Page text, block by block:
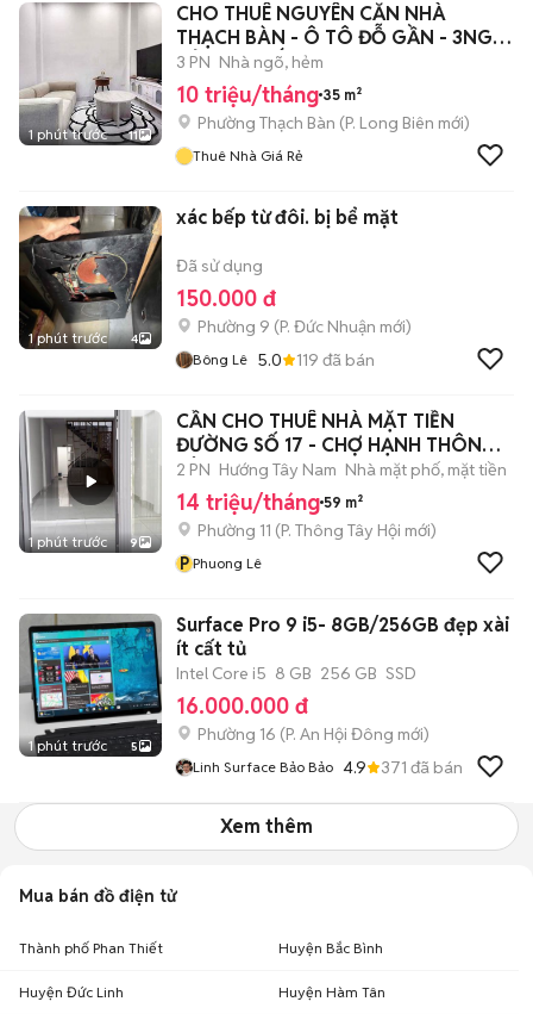
1 phút trước 11
CHO THUÊ NGUYÊN CĂN NHÀ
THẠCH BÀN - Ô TÔ ĐỖ GẦN - 3NGỦ,
ĐỦ NỘI THẤT
3 PN Nhà ngõ, hẻm
10 triệu/tháng 35 m²
Phường Thạch Bàn (P. Long Biên mới)
Thuê Nhà Giá Rẻ
1 phút trước 4
xác bếp từ đôi. bị bể mặt
Đã sử dụng
150.000 đ
Phường 9 (P. Đức Nhuận mới)
Bông Lê 5.0 119 đã bán
1 phút trước 9
CẦN CHO THUÊ NHÀ MẶT TIỀN
ĐƯỜNG SỐ 17 - CHỢ HẠNH THÔNG
TÂY
2 PN Hướng Tây Nam Nhà mặt phố, mặt tiền
14 triệu/tháng 59 m²
Phường 11 (P. Thông Tây Hội mới)
P Phuong Lê
1 phút trước 5
Surface Pro 9 i5- 8GB/256GB đẹp xài
ít cất tủ
Intel Core i5 8 GB 256 GB SSD
16.000.000 đ
Phường 16 (P. An Hội Đông mới)
Linh Surface Bảo Bảo 4.9 371 đã bán
Xem thêm
Mua bán đồ điện tử
Thành phố Phan Thiết Huyện Bắc Bình
Huyện Đức Linh Huyện Hàm Tân